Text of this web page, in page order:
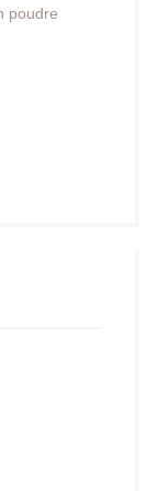
poudre